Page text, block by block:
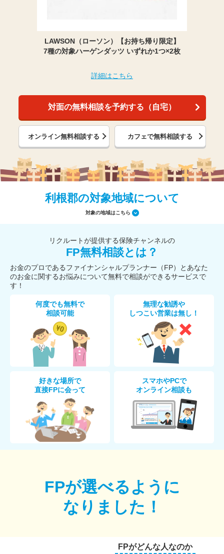
LAWSON（ローソン）【お持ち帰り限定】
7種の対象ハーゲンダッツ いずれか1つ×2枚
詳細はこちら
対面の無料相談を予約する（自宅）
オンライン無料相談する カフェで無料相談する
利根郡の対象地域について
対象の地域はこちら
リクルートが提供する保険チャンネルの
FP無料相談とは？
お金のプロであるファイナンシャルプランナー（FP）とあなた
のお金に関するお悩みについて無料で相談ができるサービスで
す！
何度でも無料で
相談可能
無理な勧誘や
しつこい営業は無し！
好きな場所で
直接FPに会って
スマホやPCで
オンライン相談も
FPが選べるように
なりました！
FPがどんな人なのか